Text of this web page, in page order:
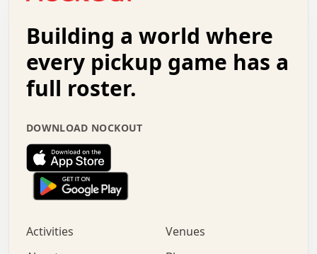
.   .   .   .   .   .   .   .   .   .   .   :   .
.   .   .   .   +   .   .   .   .   .   .   .   +
.   :   .   .   .   .   .   .   .   .   o   .   .
.   .   x   .   .   .   .   .   .   :   .   .   o
.   .   .   .   :   .   .   .   .   o   .   .   .
.   .   .   .   .   .   .   :   .   .   .   .   .
.   .   .   .   .   .   .   +   .   .   x   .   .
.   .   .   .   .   :   +   .   .   .   .   .   o
.   .   .   .   .   .   .   .   .   .   .   .   .
.   .   :   o   .   .   .   .   .   .   .   +   .
.   o   .   .   .   .   x   .   .   .   .   .   .
+   .   o   .   .   .   .   o   .   .   .   .
Building a world where
every pickup game has a
full roster.
DOWNLOAD NOCKOUT
Activities
Venues